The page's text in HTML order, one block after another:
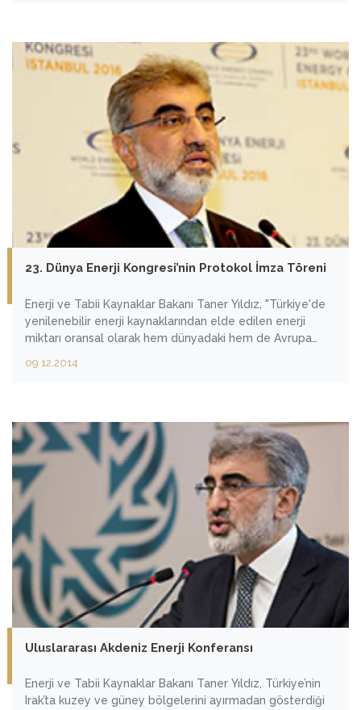
23. Dünya Enerji Kongresi’nin Protokol İmza Töreni
Enerji ve Tabii Kaynaklar Bakanı Taner Yıldız, "Türkiye'de
yenilenebilir enerji kaynaklarından elde edilen enerji
miktarı oransal olarak hem dünyadaki hem de Avrupa
09.12.2014
Uluslararası Akdeniz Enerji Konferansı
Enerji ve Tabii Kaynaklar Bakanı Taner Yıldız, Türkiye’nin
Irak’ta kuzey ve güney bölgelerini ayırmadan gösterdiği